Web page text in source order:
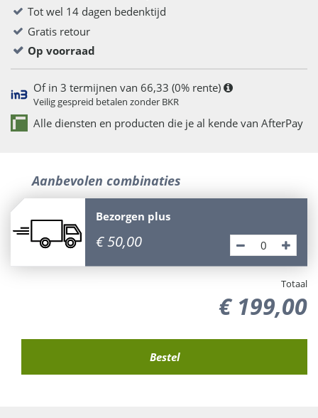
Tot wel 14 dagen bedenktijd
Gratis retour
Op voorraad
Of in 3 termijnen van 66,33 (0% rente)
Veilig gespreid betalen zonder BKR
Alle diensten en producten die je al kende van AfterPay
Aanbevolen combinaties
Bezorgen plus
€ 50,00
Totaal
€ 199,00